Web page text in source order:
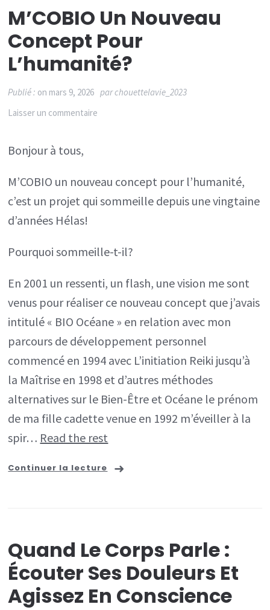
M’COBIO Un Nouveau
Concept Pour
L’humanité?
Publié : on mars 9, 2026 parchouettelavie_2023
Laisser un commentaire
concept
pour
Bonjour à tous,
M’COBIO un nouveau concept pour l’humanité,
c’est un projet qui sommeille depuis une vingtaine
d’années Hélas!
Pourquoi sommeille-t-il?
En 2001 un ressenti, un flash, une vision me sont
venus pour réaliser ce nouveau concept que j’avais
intitulé « BIO Océane » en relation avec mon
parcours de développement personnel
commencé en 1994 avec L’initiation Reiki jusqu’à
la Maîtrise en 1998 et d’autres méthodes
alternatives sur le Bien-Être et Océane le prénom
de ma fille cadette venue en 1992 m’éveiller à la
spir… Read the rest
Continuer la lecture
Quand Le Corps Parle :
Écouter Ses Douleurs Et
Agissez En Conscience